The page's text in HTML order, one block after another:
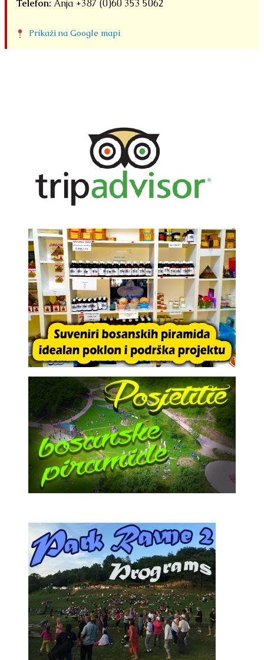
Telefon: Anja +387 (0)60 353 5062
Prikaži na Google mapi